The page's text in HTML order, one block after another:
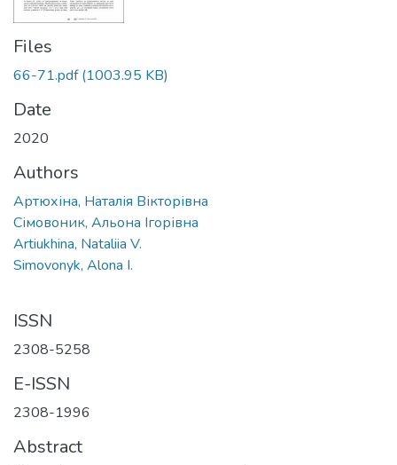
Files
66-71.pdf(1003.95 KB)
Date
2020
Authors
Артюхіна, Наталія Вікторівна
Сімовоник, Альона Ігорівна
Artiukhina, Nataliia V.
Simovonyk, Alona I.
ISSN
2308-5258
E-ISSN
2308-1996
Abstract